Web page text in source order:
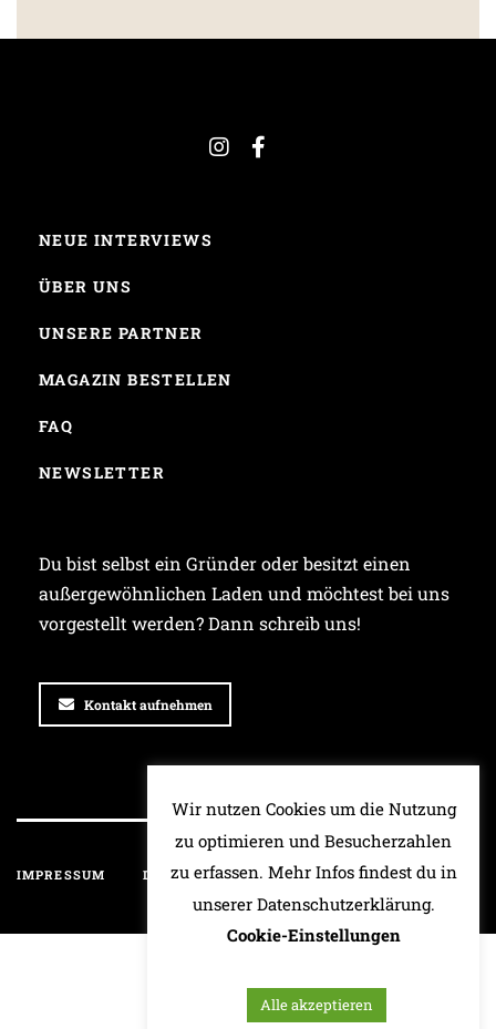
NEUE INTERVIEWS
ÜBER UNS
UNSERE PARTNER
MAGAZIN BESTELLEN
FAQ
NEWSLETTER
Du bist selbst ein Gründer oder besitzt einen
außergewöhnlichen Laden und möchtest bei uns
vorgestellt werden? Dann schreib uns!
Kontakt aufnehmen
IMPRESSUM DATENSCHUTZ HAFTUNGSAUSSCHLUSS
Wir nutzen Cookies um die Nutzung
zu optimieren und Besucherzahlen
zu erfassen. Mehr Infos findest du in
unserer Datenschutzerklärung.
Cookie-Einstellungen
Alle akzeptieren